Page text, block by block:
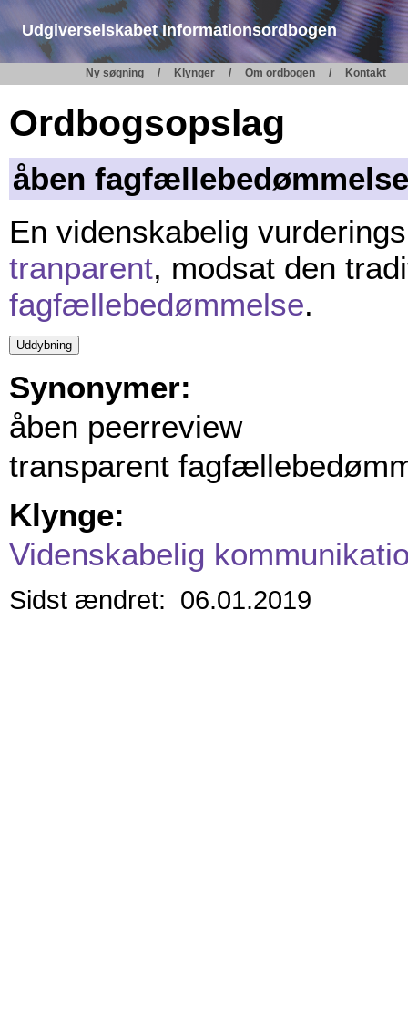
Udgiverselskabet Informationsordbogen
Ny søgning Klynger Om ordbogen Kontakt
Ordbogsopslag
åben
En videnskabelig vurderings
tranparent, modsat den
fagfællebedømmelse.
Synonymer:
åben peerreview
transparent
Klynge:
Videnskabelig
Sidst ændret: 06.01.2019